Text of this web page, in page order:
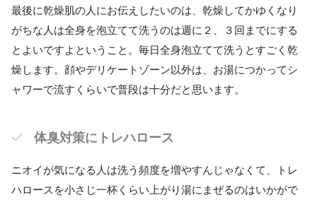
最後に乾燥肌の人にお伝えしたいのは、乾燥してかゆくなり
がちな人は全身を泡立てて洗うのは週に２、３回までにする
とよいですよということ。毎日全身泡立てて洗うとすごく乾
燥します。顔やデリケートゾーン以外は、お湯につかってシ
ャワーで流すくらいで普段は十分だと思います。
体臭対策にトレハロース
ニオイが気になる人は洗う頻度を増やすんじゃなくて、トレ
ハロースを小さじ一杯くらい上がり湯にまぜるのはいかがで